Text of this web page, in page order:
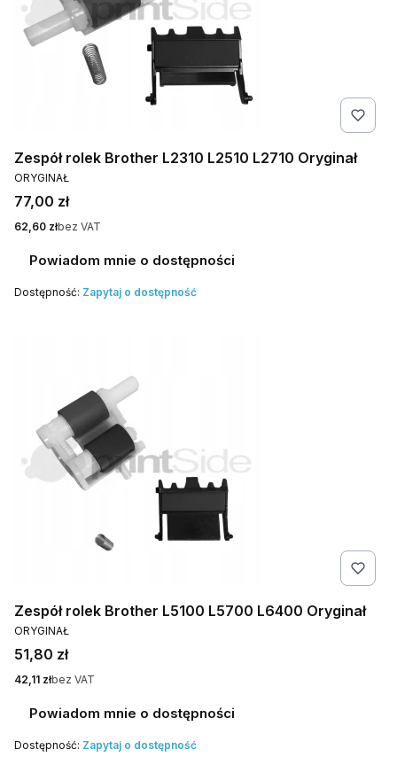
Zespół rolek Brother L2310 L2510 L2710 Oryginał
PRODUCENT
ORYGINAŁ
Cena
77,00 zł
Cena
62,60 złbez VAT
Powiadom mnie o dostępności
Dostępność: Zapytaj o dostępność
Zespół rolek Brother L5100 L5700 L6400 Oryginał
PRODUCENT
ORYGINAŁ
Cena
51,80 zł
Cena
42,11 złbez VAT
Powiadom mnie o dostępności
Dostępność: Zapytaj o dostępność